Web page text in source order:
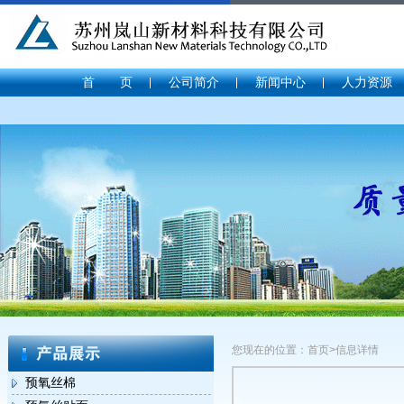
首 页 公司简介 新闻中心 人力资源
预氧丝棉
您现在的位置：首页>信息详情